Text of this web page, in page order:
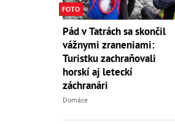
FOTO
Pád v Tatrách sa skončil
vážnymi zraneniami:
Turistku zachraňovali
horskí aj leteckí
záchranári
Domáce